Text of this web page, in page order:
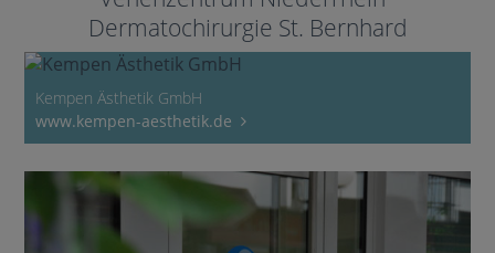
Dermatochirurgie St. Bernhard
Kempen Ästhetik GmbH
www.kempen-aesthetik.de